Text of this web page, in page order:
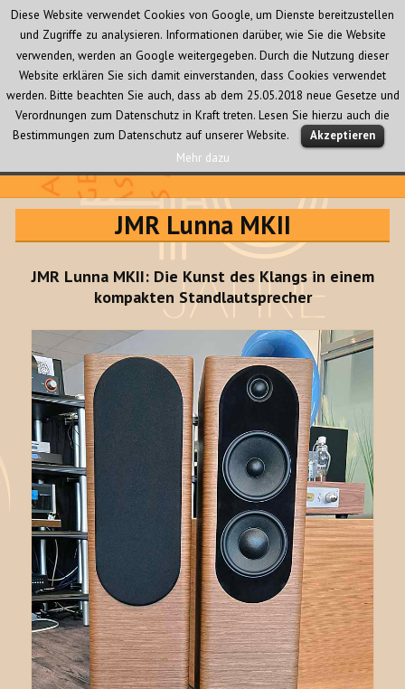
Audio Creativ
MENÜ
UND
JMR Lunna MKII
JMR Lunna MKII: Die Kunst des Klangs in einem
kompakten Standlautsprecher
Diese Website verwendet Cookies von Google, um Dienste bereitzustellen
und Zugriffe zu analysieren. Informationen darüber, wie Sie die Website
verwenden, werden an Google weitergegeben. Durch die Nutzung dieser
Website erklären Sie sich damit einverstanden, dass Cookies verwendet
werden. Bitte beachten Sie auch, dass ab dem 25.05.2018 neue Gesetze und
Verordnungen zum Datenschutz in Kraft treten. Lesen Sie hierzu auch die
Bestimmungen zum Datenschutz auf unserer Website.
Akzeptieren
Mehr dazu